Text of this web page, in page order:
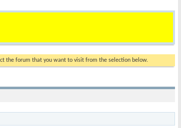
the forum that you want to visit from the selection below.